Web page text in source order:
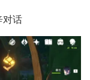
对话